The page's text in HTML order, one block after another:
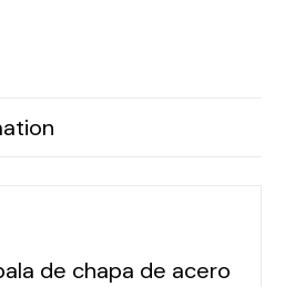
de chapa de acero